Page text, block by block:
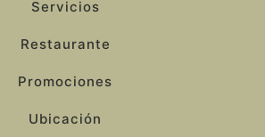
Servicios
Restaurante
Promociones
Ubicación